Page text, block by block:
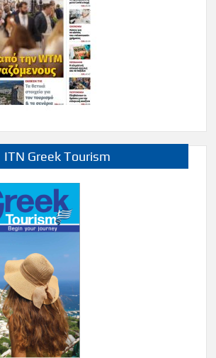
ITN Greek Tourism